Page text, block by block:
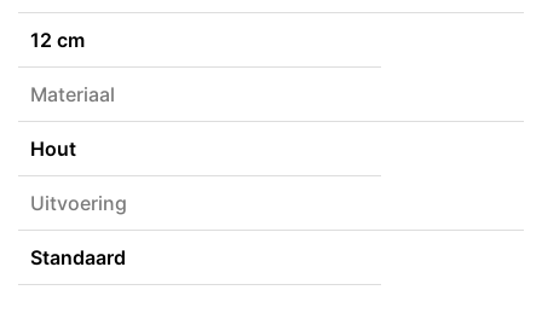
12 cm
Materiaal
Hout
Uitvoering
Standaard